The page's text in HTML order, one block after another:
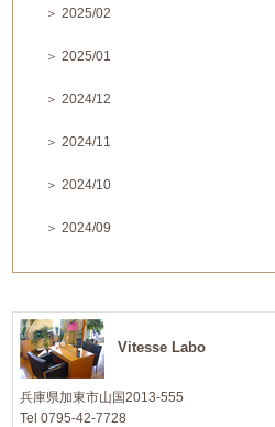
＞ 2025/02
＞ 2025/01
＞ 2024/12
＞ 2024/11
＞ 2024/10
＞ 2024/09
Vitesse Labo
兵庫県加東市山国2013-555
Tel 0795-42-7728